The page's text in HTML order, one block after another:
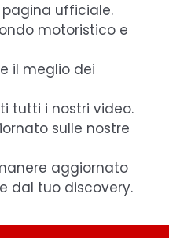
ufficiale.
motoristico e
il meglio dei
tutti i nostri video.
sulle nostre
aggiornato
dal tuo discovery.